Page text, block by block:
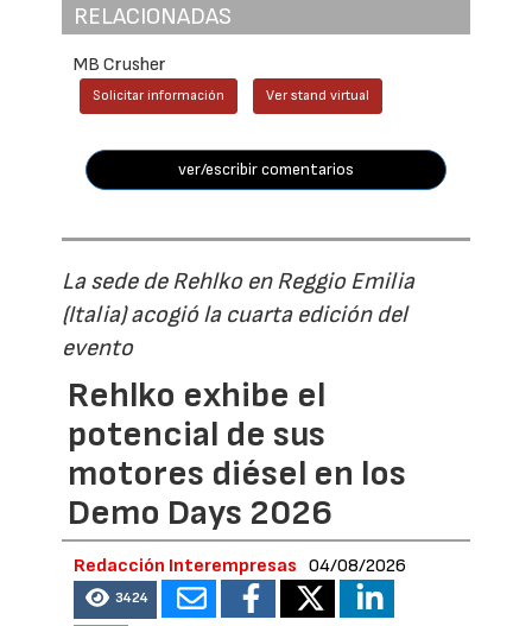
RELACIONADAS
MB Crusher
Solicitar información Ver stand virtual
ver/escribir comentarios
La sede de Rehlko en Reggio Emilia
(Italia) acogió la cuarta edición del
evento
Rehlko exhibe el
potencial de sus
motores diésel en los
Demo Days 2026
Redacción Interempresas 04/08/2026
3424